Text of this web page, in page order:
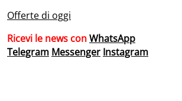
Offerte di oggi
Ricevi le news conWhatsApp
Telegram Messenger Instagram